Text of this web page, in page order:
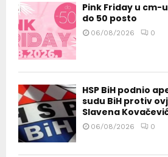
Pink Friday u cm-
do 50 posto
06/08/2026 0
HSP BiH podnio
sudu BiH protiv
Slavena
06/08/2026 0